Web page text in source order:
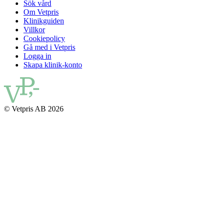
Sök vård
Om Vetpris
Klinikguiden
Villkor
Cookiepolicy
Gå med i Vetpris
Logga in
Skapa klinik-konto
© Vetpris AB 2026